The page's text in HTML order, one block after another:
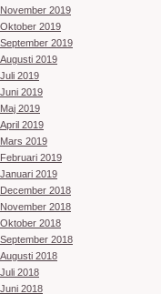
November 2019
Oktober 2019
September 2019
Augusti 2019
Juli 2019
Juni 2019
Maj 2019
April 2019
Mars 2019
Februari 2019
Januari 2019
December 2018
November 2018
Oktober 2018
September 2018
Augusti 2018
Juli 2018
Juni 2018